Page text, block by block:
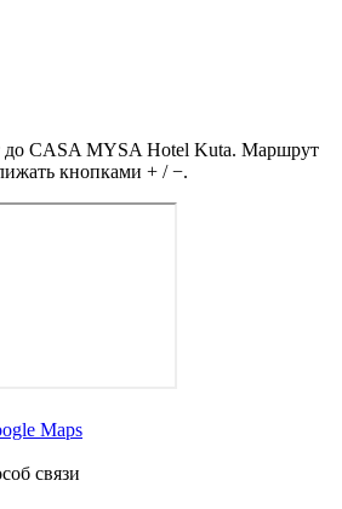
CASA MYSA Hotel Kuta. Маршрут
кнопками + / −.
Maps
связи